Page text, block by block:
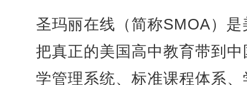
圣玛丽在线（简称SMOA）
把真正的美国高中教育带到
学管理系统、标准课程体系